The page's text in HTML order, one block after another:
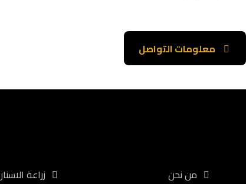
معلومات التواصل
من نحن زراعة